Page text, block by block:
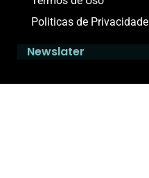
Politicas de Privacidade
Newslater